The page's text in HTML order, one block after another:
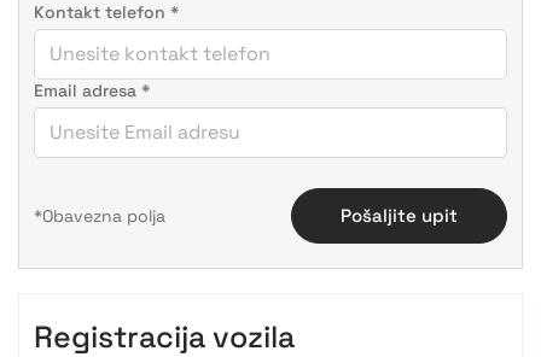
Kontakt telefon *
Email adresa *
Pošaljite upit
Registracija vozila